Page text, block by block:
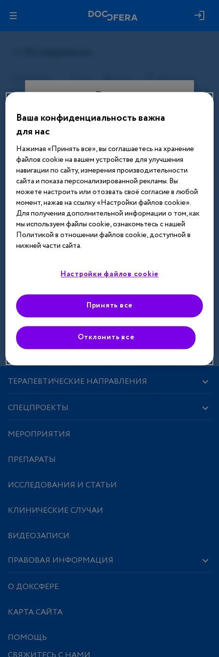
Вход
Этот материал доступен только
после авторизации. Войдите или
зарегистрируйтесь, чтобы получить
доступ ко всем материалам сайта
Введите телефон или email
Далее
Зарегистрироваться
ТЕРАПЕВТИЧЕСКИЕ НАПРАВЛЕНИЯ
СПЕЦПРОЕКТЫ
МЕРОПРИЯТИЯ
ПРЕПАРАТЫ
ИССЛЕДОВАНИЯ И СТАТЬИ
КЛИНИЧЕСКИЕ СЛУЧАИ
ВИДЕОЗАПИСИ
ПРАВОВАЯ ИНФОРМАЦИЯ
О ДОКСФЕРЕ
КАРТА САЙТА
ПОМОЩЬ
Ваша конфиденциальность важна
для нас
Нажимая «Принять все», вы соглашаетесь на хранение
файлов cookie на вашем устройстве для улучшения
навигации по сайту, измерения производительности
сайта и показа персонализированной рекламы. Вы
можете настроить или отозвать своё согласие в любой
момент, нажав на ссылку «Настройки файлов cookie».
Для получения дополнительной информации о том, как
мы используем файлы cookie, ознакомьтесь с нашей
Политикой в отношении файлов cookie, доступной в
нижней части сайта.
Настройки файлов cookie
Отклонить все
Принять все